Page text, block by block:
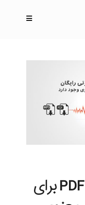
کتاب الکترونیکی PDF برای